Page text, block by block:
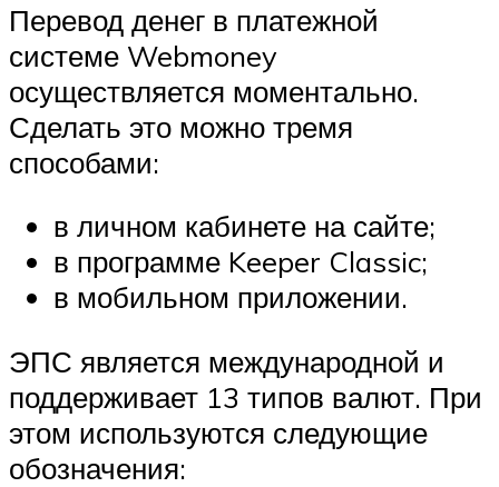
Перевод денег в платежной
системе Webmoney
осуществляется моментально.
Сделать это можно тремя
способами:
в личном кабинете на сайте;
в программе Keeper Classic;
в мобильном приложении.
ЭПС является международной и
поддерживает 13 типов валют. При
этом используются следующие
обозначения: